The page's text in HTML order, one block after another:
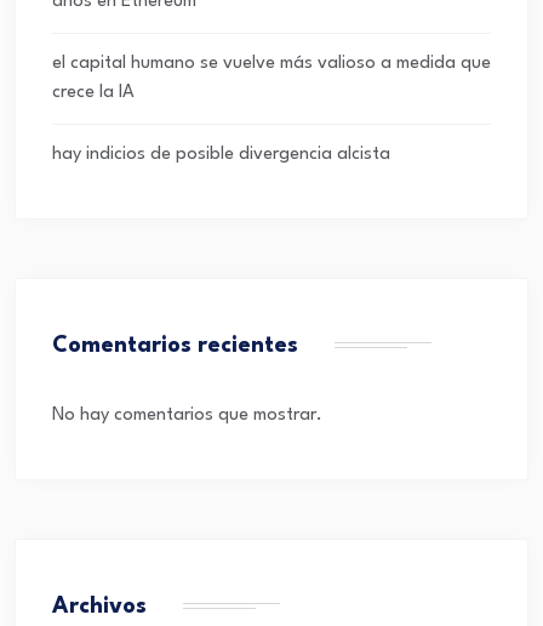
el capital humano se vuelve más valioso a medida que
crece la IA
hay indicios de posible divergencia alcista
Comentarios recientes
No hay comentarios que mostrar.
Archivos